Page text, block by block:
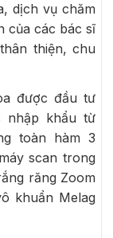
dịch vụ chăm
của các bác sĩ
thiện, chu
được đầu tư
nhập khẩu từ
toàn hàm 3
scan trong
răng Zoom
khuẩn Melag